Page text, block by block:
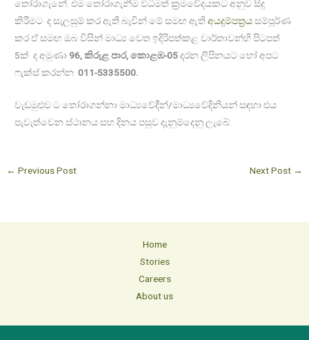
තෝරාගැනේ. එම තෝරාගැනීම විධිමත් ක්‍රමවේදයකට අනුව සිදු
කිරීමට ද සැලසුම් කර ඇති බැවින් මේ සමඟ ඇතිඅයදුම්පත්‍රයසම්පූර්ණ
කර ඒ සමඟ ඔබ විසින් මාධ්‍ය වෙත ඉදිරිපත්කළ වාර්තාවන්හි පිටපත්
5ක් ද අමුණා 96, කිරුළ පාර, කොළඹ-05දරන ලිපිනයට හෝ අපට
ෆැක්ස් කරන්න011-5335500.
වැඩමුළුව ට තෝරාගන්නා මාධ්‍යවේදීන්/මාධ්‍යවේදිනියන් සඳහා එය
පැවැත්වෙන ස්ථානය සහ දිනය පසුව දැනුම්දෙනු ලැබේ.
← Previous Post Next Post →
Home
Stories
Careers
About us